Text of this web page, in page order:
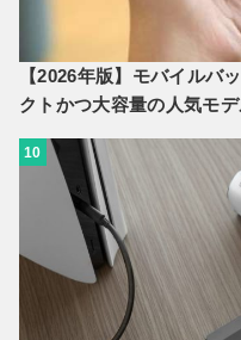
【2026年版】モバイルバ
クトかつ大容量の人気モ
10